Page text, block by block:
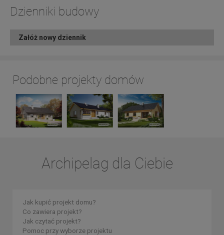
Dzienniki budowy
Załóż nowy dziennik
Podobne projekty domów
Archipelag dla Ciebie
Jak kupić projekt domu?
Co zawiera projekt?
Jak czytać projekt?
Pomoc przy wyborze projektu